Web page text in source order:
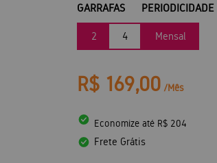
GARRAFAS
2 4
PERIODICIDADE
Mensal
R$ 169,00 /Mês
Economize até R$ 204
Frete Grátis